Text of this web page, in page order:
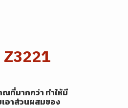
ณที่มากกว่า ทำให้มี
เอาส่วนผสมของ